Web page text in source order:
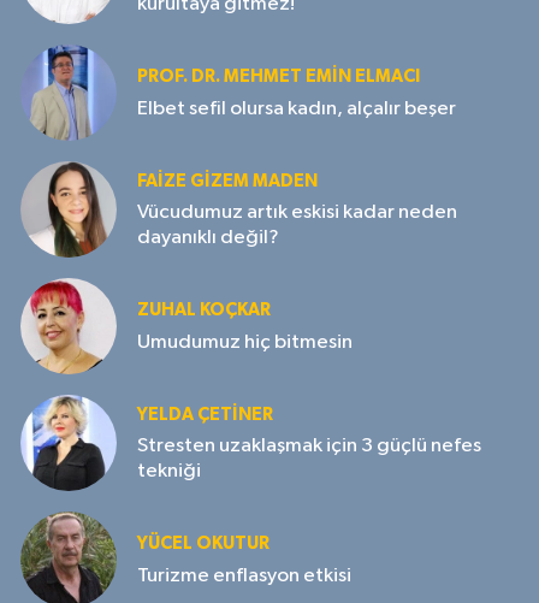
kurultaya gitmez!
PROF. DR. MEHMET EMIN ELMACI
Elbet sefil olursa kadın, alçalır beşer
FAIZE GIZEM MADEN
Vücudumuz artık eskisi kadar neden
dayanıklı değil?
ZUHAL KOÇKAR
Umudumuz hiç bitmesin
YELDA ÇETİNER
Stresten uzaklaşmak için 3 güçlü nefes
tekniği
YÜCEL OKUTUR
Turizme enflasyon etkisi